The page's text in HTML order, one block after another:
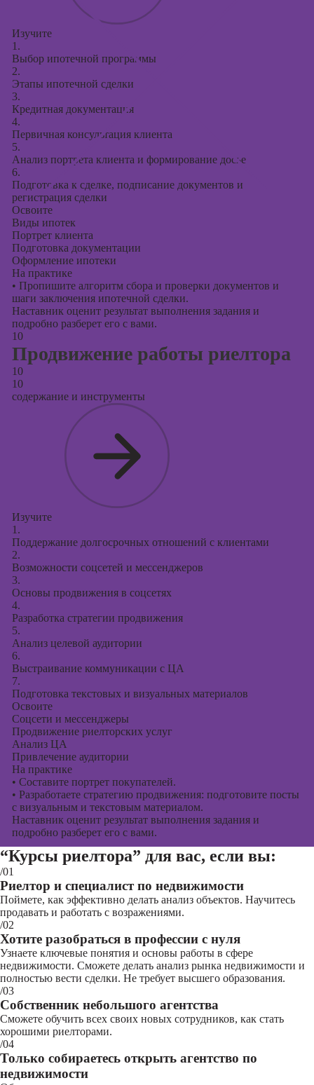
Изучите
1.
Выбор ипотечной программы
2.
Этапы ипотечной сделки
3.
Кредитная документация
4.
Первичная консультация клиента
5.
Анализ портрета клиента и формирование досье
6.
Подготовка к сделке, подписание документов и
регистрация сделки
Освоите
Виды ипотек
Портрет клиента
Подготовка документации
Оформление ипотеки
На практике
• Пропишите алгоритм сбора и проверки документов и
шаги заключения ипотечной сделки.
Наставник оценит результат выполнения задания и
подробно разберет его с вами.
10
Продвижение работы риелтора
10
10
содержание и инструменты
Изучите
1.
Поддержание долгосрочных отношений с клиентами
2.
Возможности соцсетей и мессенджеров
3.
Основы продвижения в соцсетях
4.
Разработка стратегии продвижения
5.
Анализ целевой аудитории
6.
Выстраивание коммуникации с ЦА
7.
Подготовка текстовых и визуальных материалов
Освоите
Соцсети и мессенджеры
Продвижение риелторских услуг
Анализ ЦА
Привлечение аудитории
На практике
• Составите портрет покупателей.
• Разработаете стратегию продвижения: подготовите посты
с визуальным и текстовым материалом.
Наставник оценит результат выполнения задания и
подробно разберет его с вами.
“Курсы риелтора” для вас, если вы:
/01
Риелтор и специалист по недвижимости
Поймете, как эффективно делать анализ объектов. Научитесь
продавать и работать с возражениями.
/02
Хотите разобраться в профессии с нуля
Узнаете ключевые понятия и основы работы в сфере
недвижимости. Сможете делать анализ рынка недвижимости и
полностью вести сделки. Не требует высшего образования.
/03
Собственник небольшого агентства
Сможете обучить всех своих новых сотрудников, как стать
хорошими риелторами.
/04
Только собираетесь открыть агентство по
недвижимости